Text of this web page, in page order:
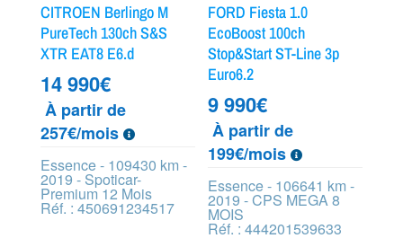
CITROEN Berlingo M
PureTech 130ch S&S
XTR EAT8 E6.d
14 990€
À partir de
257€/mois
Essence - 109430 km -
2019 - Spoticar-
Premium 12 Mois
Réf. : 450691234517
FORD Fiesta 1.0
EcoBoost 100ch
Stop&Start ST-Line 3p
Euro6.2
9 990€
À partir de
199€/mois
Essence - 106641 km -
2019 - CPS MEGA 8
MOIS
Réf. : 444201539633